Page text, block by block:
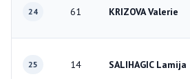
24 61 KRIZOVA Valerie
25 14 SALIHAGIC Lamija